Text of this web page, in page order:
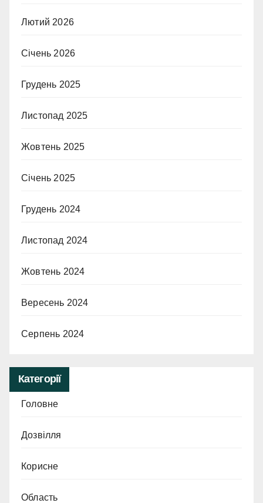
Лютий 2026
Січень 2026
Грудень 2025
Листопад 2025
Жовтень 2025
Січень 2025
Грудень 2024
Листопад 2024
Жовтень 2024
Вересень 2024
Серпень 2024
Категорії
Головне
Дозвілля
Корисне
Область